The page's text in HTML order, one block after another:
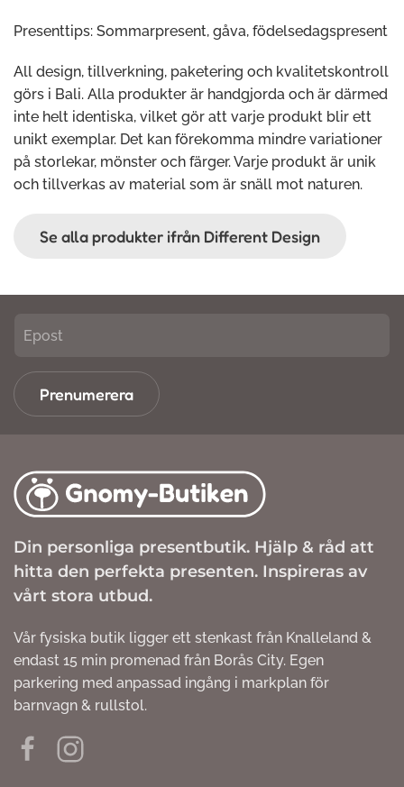
Presenttips: Sommarpresent, gåva, födelsedagspresent
All design, tillverkning, paketering och kvalitetskontroll
görs i Bali. Alla produkter är handgjorda och är därmed
inte helt identiska, vilket gör att varje produkt blir ett
unikt exemplar. Det kan förekomma mindre variationer
på storlekar, mönster och färger. Varje produkt är unik
och tillverkas av material som är snäll mot naturen.
Se alla produkter ifrån Different Design
Prenumerera
Din personliga presentbutik. Hjälp & råd att
hitta den perfekta presenten. Inspireras av
vårt stora utbud.
Vår fysiska butik ligger ett stenkast från Knalleland &
endast 15 min promenad från Borås City. Egen
parkering med anpassad ingång i markplan för
barnvagn & rullstol.